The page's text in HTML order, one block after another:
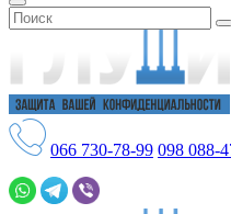
066 730-78-99 098 088-